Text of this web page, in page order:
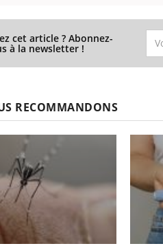
cet article ? Abonnez-
à la newsletter !
RECOMMANDONS